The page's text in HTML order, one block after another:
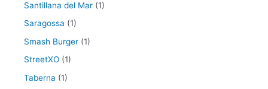
Santillana del Mar (1)
Saragossa (1)
Smash Burger (1)
StreetXO (1)
Taberna (1)